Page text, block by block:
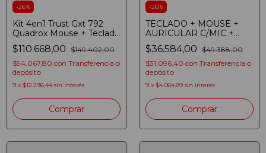
-26%
Kit 4en1 Trust Gxt 792
Quadrox Mouse + Teclado
+ Auri + Pad Negro
$110.668,00 $149.402,00
$94.067,80 con Transferencia o
depósito
9 x $12.296,44 sin interés
-26%
TECLADO + MOUSE +
AURICULAR C/MIC +
PAD NOGANET NKB-403
+ ADAPTADOR 2 PLUG
$36.584,00 $49.388,00
$31.096,40 con Transferencia o
depósito
9 x $4.064,89 sin interés
Comprar